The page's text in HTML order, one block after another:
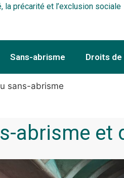
la précarité et l’exclusion sociale
Sans-abrisme Droits de
sans-abrisme
abrisme et